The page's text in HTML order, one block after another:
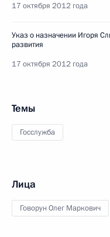
17 октября 2012 года
Указ о назначении Игоря
развития
17 октября 2012 года
Темы
Госслужба
Лица
Говорун Олег Маркович